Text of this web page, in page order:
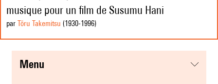
musique pour un film de Susumu Hani
par Tōru Takemitsu (1930-1996)
menu